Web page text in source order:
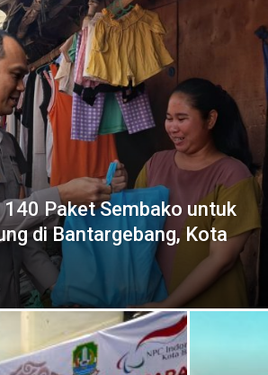
Paket Sembako untuk
di Bantargebang, Kota